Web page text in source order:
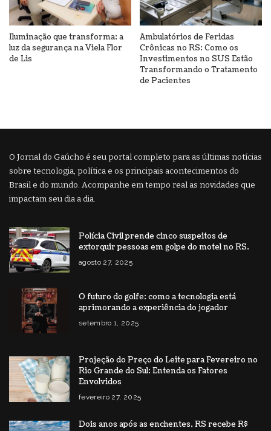
Iluminação que transforma: a
luz da segurança na Viela Flor
de Lis
Ambulatórios de Feridas
Crônicas no RS: Como os
Investimentos no SUS Estão
Transformando o Tratamento
de Pacientes
O Jornal do Gaúcho é seu portal completo para as últimas notícias
sobre tecnologia, política e os principais acontecimentos do
Brasil e do mundo. Acompanhe em tempo real as novidades que
impactam seu dia a dia.
Polícia Civil prende cinco suspeitos de
extorquir pessoas em golpe do motel no RS.
agosto 27, 2025
O futuro do golfe: como a tecnologia está
aprimorando a experiência do jogador
setembro 1, 2025
Projeção do Preço do Leite para Fevereiro no
Rio Grande do Sul: Entenda os Fatores
Envolvidos
fevereiro 27, 2025
Dois anos após as enchentes, RS recebe R$